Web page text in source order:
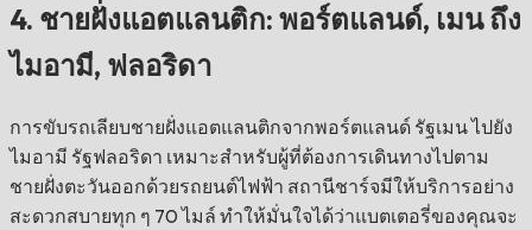
4. ชายฝั่งแอตแลนติก: พอร์ตแลนด์, เมน ถึง
ไมอามี, ฟลอริดา
การขับรถเลียบชายฝั่งแอตแลนติกจากพอร์ตแลนด์ รัฐเมน ไปยัง
ไมอามี รัฐฟลอริดา เหมาะสำหรับผู้ที่ต้องการเดินทางไปตาม
ชายฝั่งตะวันออกด้วยรถยนต์ไฟฟ้า สถานีชาร์จมีให้บริการอย่าง
สะดวกสบายทุก ๆ 70 ไมล์ ทำให้มั่นใจได้ว่าแบตเตอรี่ของคุณจะ